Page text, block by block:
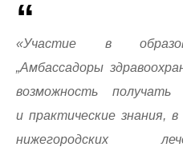
«Участие в
„Амбассадоры
возможность
и практические знания,
нижегородских